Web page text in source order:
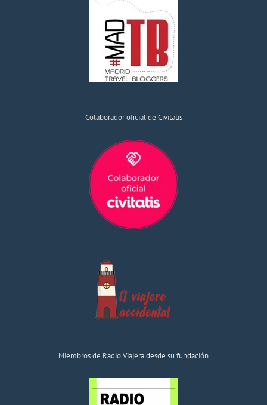
Colaborador oficial de Civitatis
Miembros de Radio Viajera desde su fundación